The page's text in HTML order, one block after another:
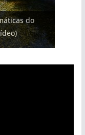
do
de 108
de dois
rota
cresceu
e põem
vídeo)